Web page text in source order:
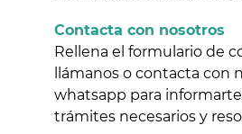
Contacta con nosotros
Rellena el formulario de
llámanos o contacta con
whatsapp para
trámites necesarios y